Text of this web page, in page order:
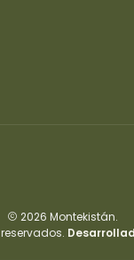
2026 Montekistán.